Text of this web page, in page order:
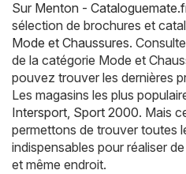
Sur Menton -
sélection de brochures et
Mode et Chaussures.
de la catégorie Mode et
pouvez trouver les dernières
Les magasins les plus
Intersport, Sport 2000. Mais
permettons de trouver toutes
indispensables pour réaliser
et même endroit.